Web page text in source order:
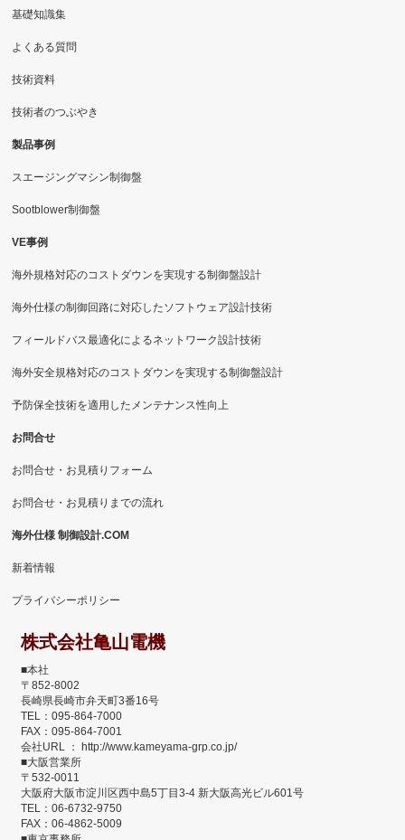
基礎知識集
よくある質問
技術資料
技術者のつぶやき
製品事例
スエージングマシン制御盤
Sootblower制御盤
VE事例
海外規格対応のコストダウンを実現する制御盤設計
海外仕様の制御回路に対応したソフトウェア設計技術
フィールドバス最適化によるネットワーク設計技術
海外安全規格対応のコストダウンを実現する制御盤設計
予防保全技術を適用したメンテナンス性向上
お問合せ
お問合せ・お見積りフォーム
お問合せ・お見積りまでの流れ
海外仕様 制御設計.COM
新着情報
プライバシーポリシー
株式会社亀山電機
■本社
〒852-8002
長崎県長崎市弁天町3番16号
TEL：095-864-7000
FAX：095-864-7001
会社URL ： http://www.kameyama-grp.co.jp/
■大阪営業所
〒532-0011
大阪府大阪市淀川区西中島5丁目3-4 新大阪高光ビル601号
TEL：06-6732-9750
FAX：06-4862-5009